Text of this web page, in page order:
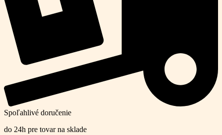
Spoľahlivé doručenie
do 24h pre tovar na sklade